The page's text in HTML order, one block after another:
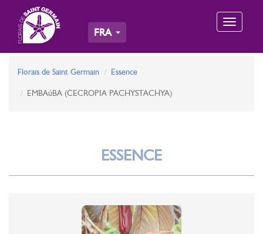
Toggle
FRA
Florais de Saint Germain Essence
EMBAúBA (CECROPIA PACHYSTACHYA)
ESSENCE